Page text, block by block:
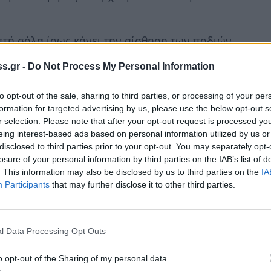
- Do Not Process My Personal Information
opt-out of the sale, sharing to third parties, or processing of your
for targeted advertising by us, please use the below opt-out
selection. Please note that after your opt-out request is processed
interest-based ads based on personal information utilized by us
to third parties prior to your opt-out. You may separately
of your personal information by third parties on the IAB’s list of
This information may also be disclosed by us to third parties on the
Participants that may further disclose it to other third parties.
Data Processing Opt Outs
opt-out of the Sharing of my personal data.
σόλα ίσως κάνει την αίσθηση των ποδιών
μας στη φύση και την τέχνη
βασικό στοιχείο της πρακτικής
στον εθνικό κήπο για να το ζήσουμε. Αρκεί
τον ουρανό ή απλώς να χαθούμε
και από άλλα ερεθίσματα, όπως